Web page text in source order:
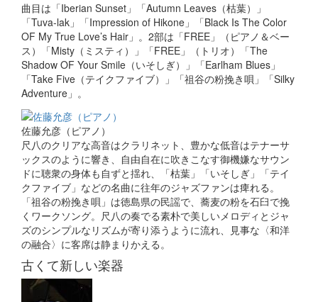
曲目は「Iberian Sunset」「Autumn Leaves（枯葉）」
「Tuva-lak」「Impression of Hikone」「Black Is The Color
OF My True Love’s Hair」。2部は「FREE」（ピアノ＆ベー
ス）「Misty（ミスティ）」「FREE」（トリオ）「The
Shadow OF Your Smile（いそしぎ）」「Earlham Blues」
「Take Five（テイクファイブ）」「祖谷の粉挽き唄」「Silky
Adventure」。
佐藤允彦（ピアノ）
尺八のクリアな高音はクラリネット、豊かな低音はテナーサ
ックスのように響き、自由自在に吹きこなす御機嫌なサウン
ドに聴衆の身体も自ずと揺れ、「枯葉」「いそしぎ」「テイ
クファイブ」などの名曲に往年のジャズファンは痺れる。
「祖谷の粉挽き唄」は徳島県の民謡で、蕎麦の粉を石臼で挽
くワークソング。尺八の奏でる素朴で美しいメロディとジャ
ズのシンプルなリズムが寄り添うように流れ、見事な〈和洋
の融合〉に客席は静まりかえる。
古くて新しい楽器